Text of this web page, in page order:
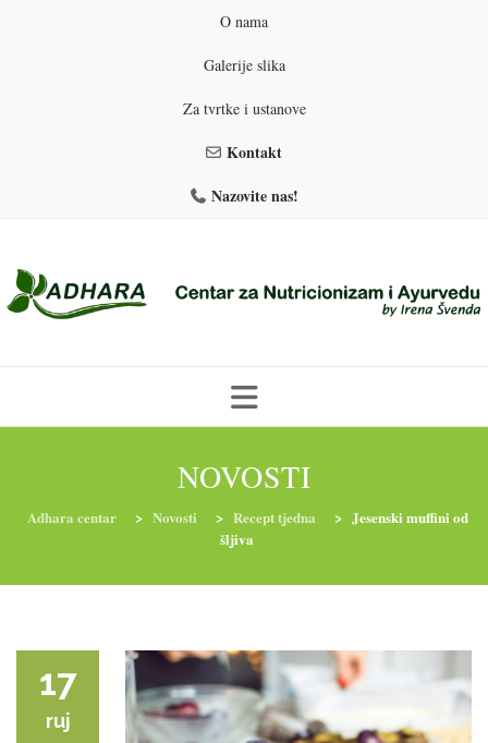
O nama
Galerije slika
Za tvrtke i ustanove
Kontakt
Nazovite nas!
PROGRAMI PREHRANE PRIRODNO MRŠAVLJENJE
YOGA I TRENINZI
NOVOSTI
Adhara centar > Novosti > Recept tjedna > Jesenski muffini od
šljiva
17
ruj